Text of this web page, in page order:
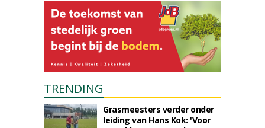
TRENDING
Grasmeesters verder onder
leiding van Hans Kok: 'Voor